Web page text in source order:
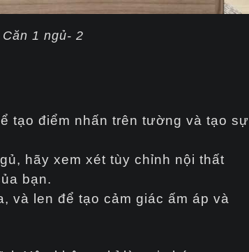
1 ngủ- 2
tạo điểm nhấn trên tường và tạo sự
hãy xem xét tùy chỉnh nội thất
bạn.
và len để tạo cảm giác ấm áp và